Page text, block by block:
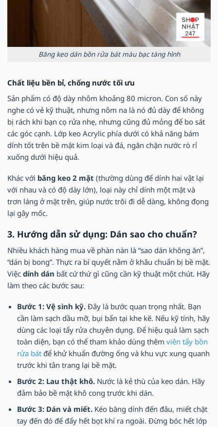
Băng keo dán bồn rửa bát màu bạc tàng hình
Chất liệu bền bỉ, chống nước tối ưu
Sản phẩm có độ dày nhôm khoảng 80 micron. Con số này
nghe có vẻ kỹ thuật, nhưng nôm na là nó đủ dày để không
bị rách khi bạn cọ rửa nhẹ, nhưng cũng đủ mỏng để bo sát
các góc cạnh. Lớp keo Acrylic phía dưới có khả năng bám
dính tốt trên bề mặt kim loại và đá, ngăn chặn nước rò rỉ
xuống dưới hiệu quả.
Khác với băng keo 2 mặt (thường dùng để dính hai vật lại
với nhau và có độ dày lớn), loại này chỉ dính một mặt và
trơn láng ở mặt trên, giúp nước trôi đi dễ dàng, không đọng
lại gây mốc.
3. Hướng dẫn sử dụng: Dán sao cho chuẩn?
Nhiều khách hàng mua về phàn nàn là “sao dán không ăn”,
“dán bị bong”. Thực ra bí quyết nằm ở khâu chuẩn bị bề mặt.
Việc dính dán bất cứ thứ gì cũng cần kỹ thuật một chút. Hãy
làm theo các bước sau:
Bước 1: Vệ sinh kỹ.Đây là bước quan trọng nhất. Bạn
cần làm sạch dầu mỡ, bụi bẩn tại khe kẽ. Nếu kỹ tính, hãy
dùng các loại tẩy rửa chuyên dụng. Để hiệu quả làm sạch
toàn diện, bạn có thể tham khảo dùng thêm viên tẩy bồn
rửa bátđể khử khuẩn đường ống và khu vực xung quanh
trước khi tân trang lại bề mặt.
Bước 2: Lau thật khô.Nước là kẻ thù của keo dán. Hãy
đảm bảo bề mặt khô cong trước khi dán.
Bước 3: Dán và miết.Kéo băng dính đến đâu, miết chặt
tay đến đó để đẩy hết bọt khí ra ngoài. Đừng bóc hết lớp